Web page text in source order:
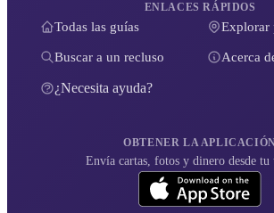
ENLACES RÁPIDOS
Todas las guías Explorar
Buscar a un recluso Acerca
¿Necesita ayuda?
OBTENER LA
Envía cartas, fotos y dinero desde tu